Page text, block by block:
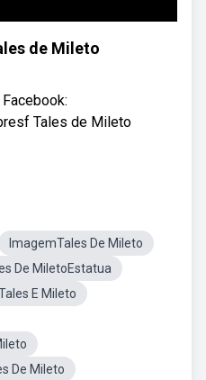
de Mileto
Tales de Mileto
ImagemTales De Mileto
De MiletoEstatua
E Mileto
De Mileto